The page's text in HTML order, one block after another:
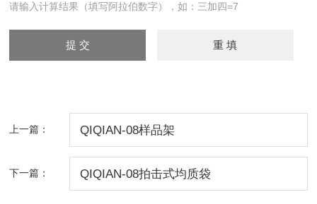
请输入计算结果（填写阿拉伯数字），如：三加四=7
上一篇： QIQIAN-08样品架
下一篇： QIQIAN-08拍击式均质袋